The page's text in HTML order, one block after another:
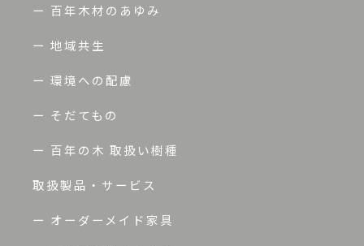
ー 百年木材のあゆみ
ー 地域共生
ー 環境への配慮
ー そだてもの
ー 百年の木 取扱い樹種
取扱製品・サービス
ー オーダーメイド家具